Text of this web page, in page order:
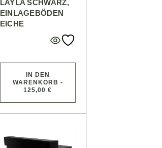
LAYLA SCHWARZ,
EINLAGEBÖDEN
EICHE
IN DEN
WARENKORB -
125,00 €